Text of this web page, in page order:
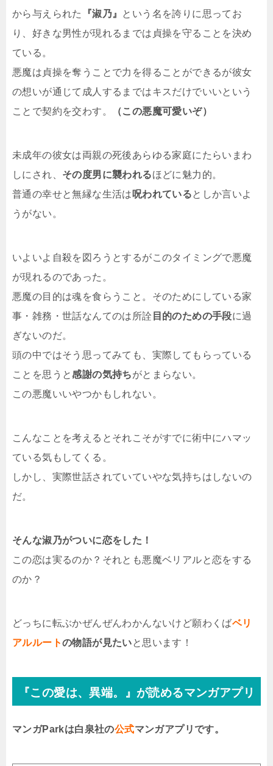
から与えられた 『淑乃』 という名を誇りに思ってお
り、好きな男性が現れるまでは貞操を守ることを決め
ている。
悪魔は貞操を奪うことで力を得ることができるが彼女
の想いが通じて成人するまではキスだけでいいという
ことで契約を交わす。
（この悪魔可愛いぞ）
未成年の彼女は両親の死後あらゆる家庭にたらいまわ
しにされ、 その度男に襲われるほどに魅力的。
普通の幸せと無縁な生活は 呪われているとしか言いよ
うがない。
いよいよ自殺を図ろうとするがこのタイミングで悪魔
が現れるのであった。
悪魔の目的は魂を食らうこと。そのためにしている家
事・雑務・世話なんてのは所詮 目的のための手段に過
ぎないのだ。
頭の中ではそう思ってみても、実際してもらっている
ことを思うと感謝の気持ちがとまらない。
この悪魔いいやつかもしれない。
こんなことを考えるとそれこそがすでに術中にハマッ
ている気もしてくる。
しかし、実際世話されていていやな気持ちはしないの
だ。
そんな淑乃がついに恋をした！
この恋は実るのか？それとも悪魔ベリアルと恋をする
のか？
どっちに転ぶかぜんぜんわかんないけど願わくばベリ
アルルートの物語が見たいと思います！
『この愛は、異端。』が読めるマンガアプリ
マンガParkは白泉社の公式マンガアプリです。